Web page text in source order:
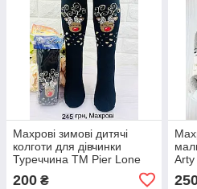
Махрові зимові дитячі
колготи для дівчинки
Туреччина ТМ Pier Lone
200 ₴
Arty